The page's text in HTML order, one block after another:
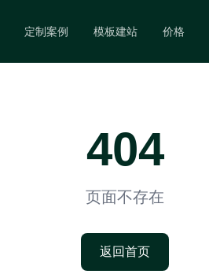
定制案例 模板建站 价格
404
页面不存在
返回首页